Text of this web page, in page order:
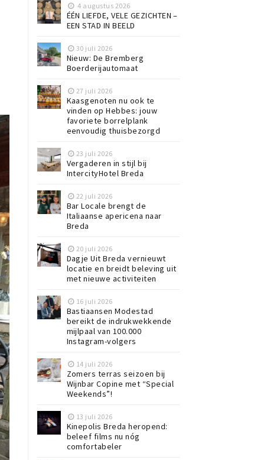
4 augustus 2026
ÉÉN LIEFDE, VELE GEZICHTEN –
EEN STAD IN BEELD
30 juli 2026
Nieuw: De Bremberg
Boerderijautomaat
27 juli 2026
Kaasgenoten nu ook te
vinden op Hebbes: jouw
favoriete borrelplank
eenvoudig thuisbezorgd
23 juli 2026
Vergaderen in stijl bij
IntercityHotel Breda
22 juli 2026
Bar Locale brengt de
Italiaanse apericena naar
Breda
20 juli 2026
Dagje Uit Breda vernieuwt
locatie en breidt beleving uit
met nieuwe activiteiten
16 juli 2026
Bastiaansen Modestad
bereikt de indrukwekkende
mijlpaal van 100.000
Instagram-volgers
14 juli 2026
Zomers terras seizoen bij
Wijnbar Copine met “Special
Weekends”!
13 juli 2026
Kinepolis Breda heropend:
beleef films nu nóg
comfortabeler